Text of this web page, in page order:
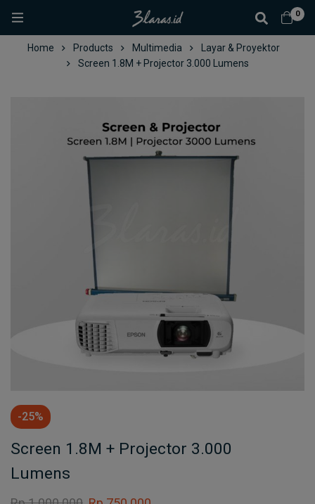
0
Home Products Multimedia
Layar & Proyektor
Screen 1.8M + Projector 3.000 Lumens
-25%
Screen 1.8M + Projector 3.000
Lumens